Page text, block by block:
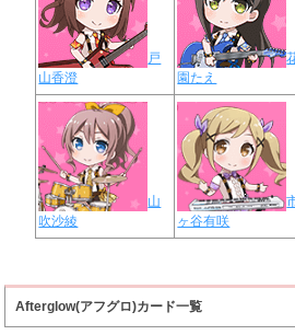
戸
山香澄
園たえ
山
吹沙綾
ヶ谷有咲
Afterglow(アフグロ)カード一覧